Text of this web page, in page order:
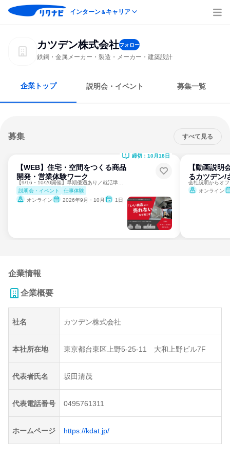
インターン＆キャリア
カツデン株式会社フォロー
鉄鋼・金属メーカー・製造・メーカー・建築設計
企業トップ 説明会・イベント 募集一覧
募集 すべて見る
【WEB】住宅・空間をつくる商品
開発・営業体験ワーク
説明会・イベント
仕事体験
オンライン
2026年9月・10月 1日
締切：10月18日
【動画説明
るカツデン/
オンライン
企業情報
企業概要
社名 カツデン株式会社
本社所在地 東京都台東区上野5-25-11 大和上野ビル7F
代表者氏名 坂田清茂
代表電話番号 0495761311
ホームページ https://kdat.jp/